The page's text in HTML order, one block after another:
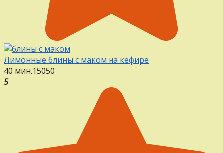
Лимонные блины с маком на кефире
40 мин.15050
5